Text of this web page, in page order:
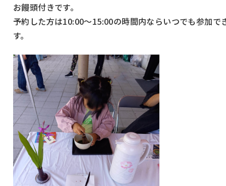
お饅頭付きです。
予約した方は10:00～15:00の時間内ならいつでも参加で
す。